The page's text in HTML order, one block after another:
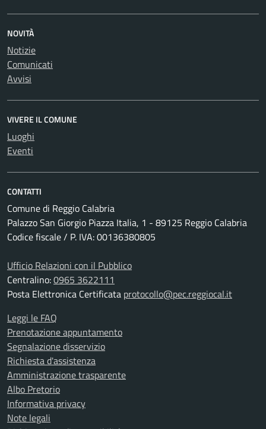
NOVITÀ
Notizie
Comunicati
Avvisi
VIVERE IL COMUNE
Luoghi
Eventi
CONTATTI
Comune di Reggio Calabria
Palazzo San Giorgio Piazza Italia, 1 - 89125 Reggio Calabria
Codice fiscale / P. IVA: 00136380805
Ufficio Relazioni con il Pubblico
Centralino:0965 3622111
Posta Elettronica Certificata protocollo@pec.reggiocal.it
Leggi le FAQ
Prenotazione appuntamento
Segnalazione disservizio
Richiesta d'assistenza
Amministrazione trasparente
Albo Pretorio
Informativa privacy
Note legali